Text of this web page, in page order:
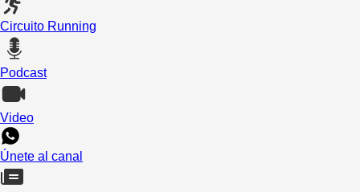
Circuito Running
Podcast
Video
Únete al canal